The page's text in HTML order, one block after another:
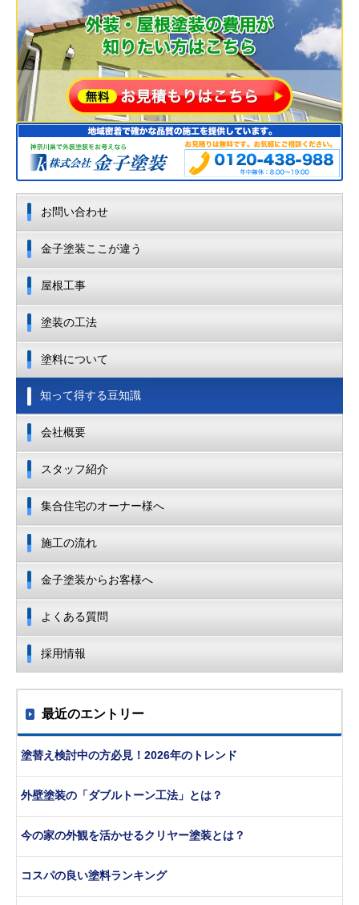
お問い合わせ
金子塗装ここが違う
屋根工事
塗装の工法
塗料について
知って得する豆知識
会社概要
スタッフ紹介
集合住宅のオーナー様へ
施工の流れ
金子塗装からお客様へ
よくある質問
採用情報
最近のエントリー
塗替え検討中の方必見！2026年のトレンド
外壁塗装の「ダブルトーン工法」とは？
今の家の外観を活かせるクリヤー塗装とは？
コスパの良い塗料ランキング